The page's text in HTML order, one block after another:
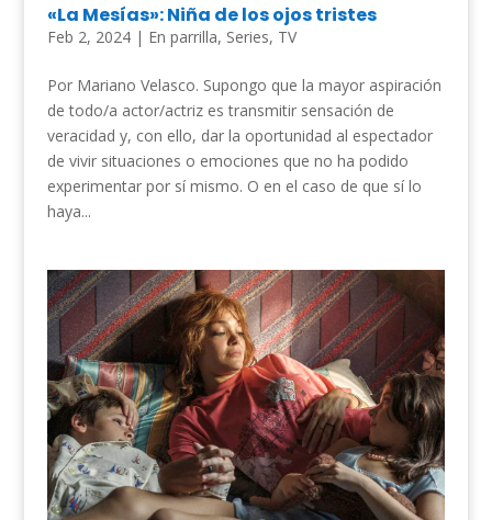
«La Mesías»: Niña de los ojos tristes
Feb 2, 2024| En parrilla, Series, TV
Por Mariano Velasco. Supongo que la mayor aspiración
de todo/a actor/actriz es transmitir sensación de
veracidad y, con ello, dar la oportunidad al espectador
de vivir situaciones o emociones que no ha podido
experimentar por sí mismo. O en el caso de que sí lo
haya...